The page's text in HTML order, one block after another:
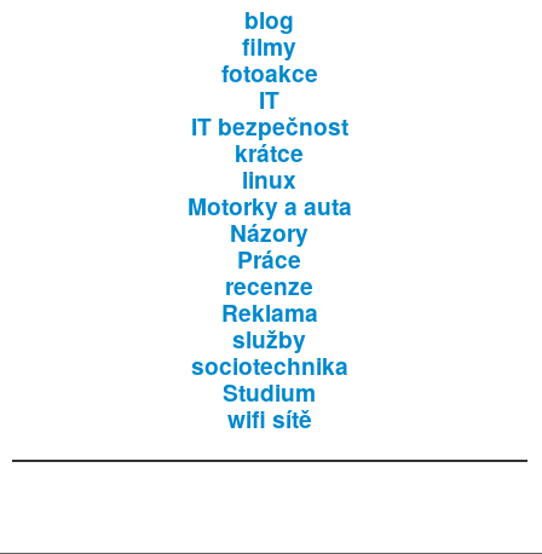
blog
filmy
fotoakce
IT
IT bezpečnost
krátce
linux
Motorky a auta
Názory
Práce
recenze
Reklama
služby
sociotechnika
Studium
wifi sítě